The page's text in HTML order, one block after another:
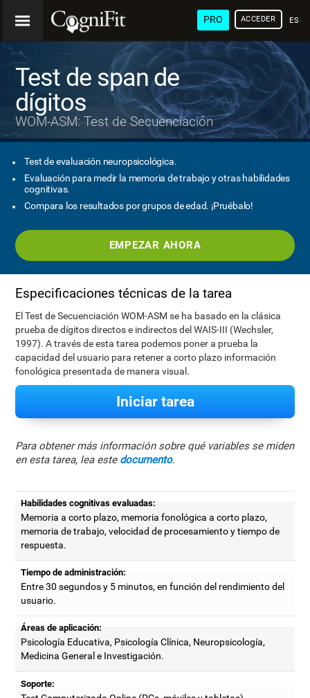
PRO ACCEDER
Test de span de
dígitos
WOM-ASM: Test de Secuenciación
Test de evaluación neuropsicológica.
Evaluación para medir la memoria de trabajo y otras habilidades
cognitivas.
Compara los resultados por grupos de edad. ¡Pruébalo!
EMPEZAR AHORA
Especificaciones técnicas de la tarea
El Test de Secuenciación WOM-ASM se ha basado en la clásica
prueba de dígitos directos e indirectos del WAIS-III (Wechsler,
1997). A través de esta tarea podemos poner a prueba la
capacidad del usuario para retener a corto plazo información
fonológica presentada de manera visual.
Iniciar tarea
Para obtener más información sobre qué variables se miden
en esta tarea, lea este documento.
Habilidades cognitivas evaluadas:
Memoria a corto plazo, memoria fonológica a corto plazo,
memoria de trabajo, velocidad de procesamiento y tiempo de
respuesta.
Tiempo de administración:
Entre 30 segundos y 5 minutos, en función del rendimiento del
usuario.
Áreas de aplicación:
Psicología Educativa, Psicología Clínica, Neuropsicología,
Medicina General e Investigación.
Soporte: